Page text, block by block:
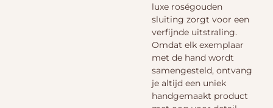
luxe roségouden
sluiting zorgt voor een
verfijnde uitstraling.
Omdat elk exemplaar
met de hand wordt
samengesteld, ontvang
je altijd een uniek
handgemaakt product